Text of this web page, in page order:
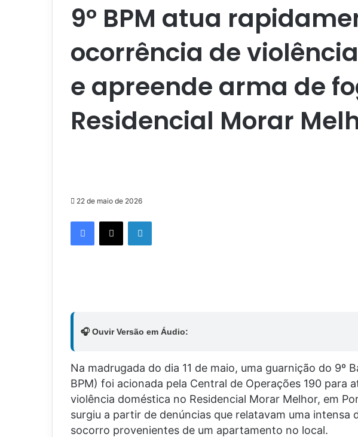
9º BPM atua
ocorrência de
e apreende arma de
Residencial Morar
22 de maio de 2026
Facebook
X Linkedin
🎧 Ouvir Versão em Áudio:
Na madrugada do dia 11 de maio, uma guarnição do 9º
BPM) foi acionada pela Central de Operações 190 para
violência doméstica no Residencial Morar Melhor, em
surgiu a partir de denúncias que relatavam uma intensa
socorro provenientes de um apartamento no local.